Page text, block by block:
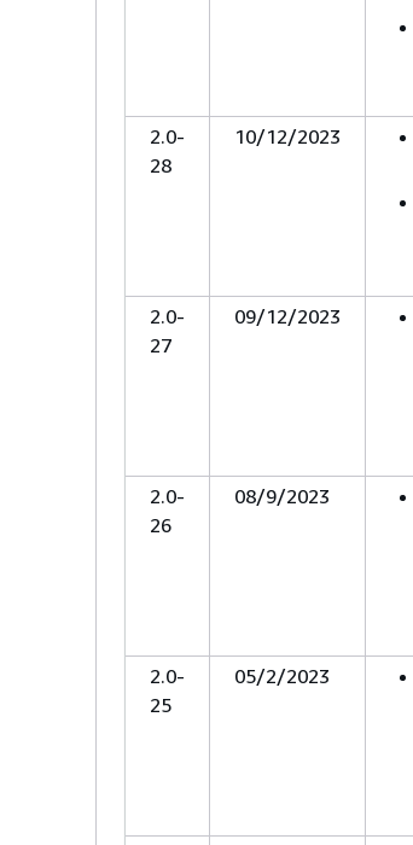
2.0-
28
10/12/2023
2.0-
27
09/12/2023
2.0-
26
08/9/2023
2.0-
25
05/2/2023